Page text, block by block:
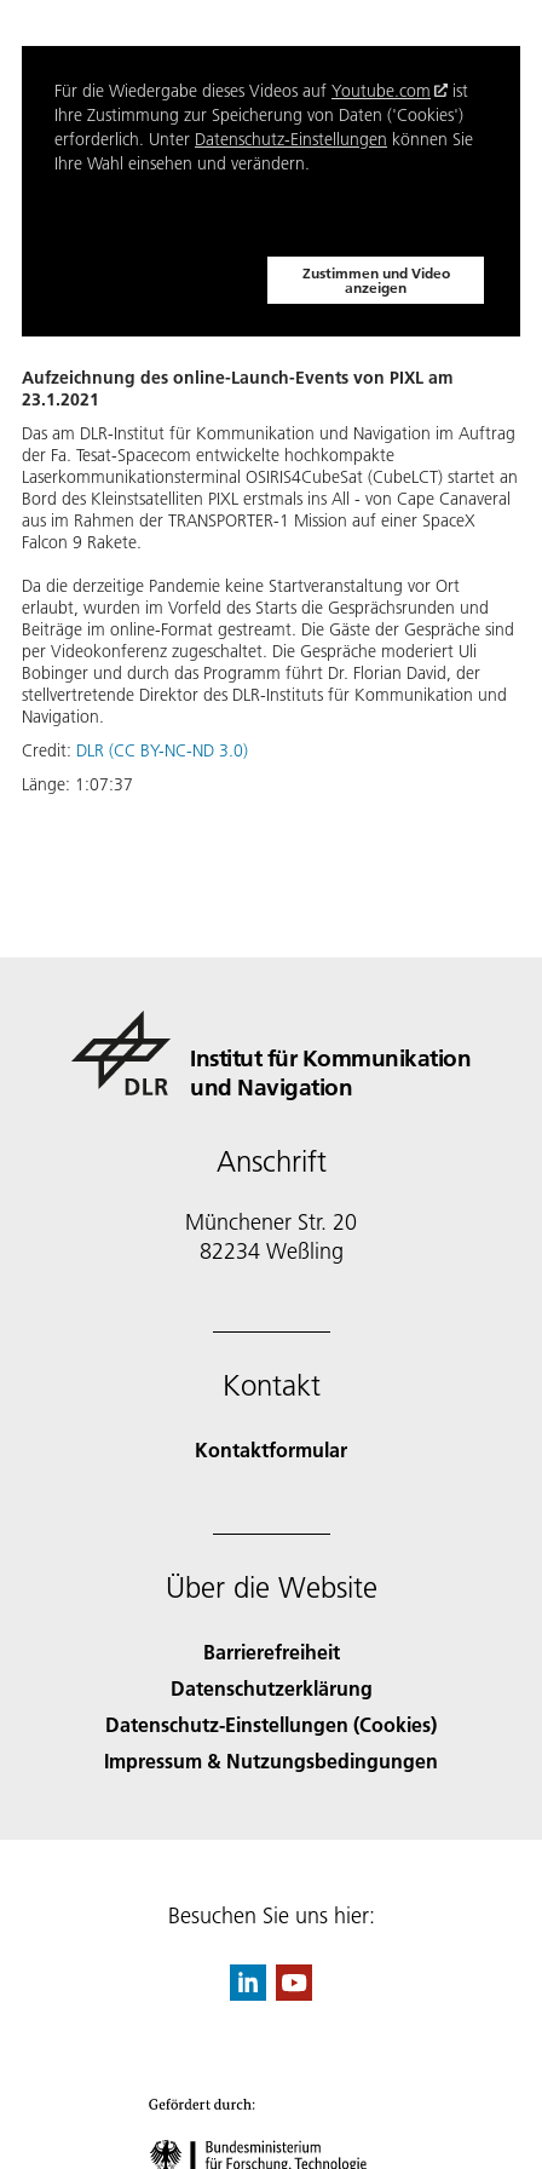
Für die Wiedergabe dieses Videos auf Youtube.com
ist
Ihre Zustimmung zur Speicherung von Daten ('Cookies')
erforderlich. Unter Datenschutz-Einstellungen können Sie
Ihre Wahl einsehen und verändern.
Zustimmen und Video
anzeigen
Aufzeichnung des online-Launch-Events von PIXL am
23.1.2021
Das am DLR-Institut für Kommunikation und Navigation im Auftrag
der Fa. Tesat-Spacecom entwickelte hochkompakte
Laserkommunikationsterminal OSIRIS4CubeSat (CubeLCT) startet an
Bord des Kleinstsatelliten PIXL erstmals ins All - von Cape Canaveral
aus im Rahmen der TRANSPORTER-1 Mission auf einer SpaceX
Falcon 9 Rakete.
Da die derzeitige Pandemie keine Startveranstaltung vor Ort
erlaubt, wurden im Vorfeld des Starts die Gesprächsrunden und
Beiträge im online-Format gestreamt. Die Gäste der Gespräche sind
per Videokonferenz zugeschaltet. Die Gespräche moderiert Uli
Bobinger und durch das Programm führt Dr. Florian David, der
stellvertretende Direktor des DLR-Instituts für Kommunikation und
Navigation.
Credit: DLR (CC BY-NC-ND 3.0)
Länge: 1:07:37
Institut für Kommunikation
und Navigation
Anschrift
Münchener Str. 20
82234 Weßling
Kontakt
Kontaktformular
Über die Website
Barrierefreiheit
Datenschutzerklärung
Datenschutz-Einstellungen (Cookies)
Impressum & Nutzungsbedingungen
Besuchen Sie uns hier: